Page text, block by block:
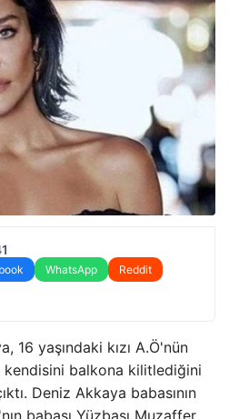
WhatsApp
Reddit
16 yaşındaki kızı A.Ö'nün
kendisini balkona kilitlediğini
Deniz Akkaya babasının
babası Yüzbaşı Muzaffer